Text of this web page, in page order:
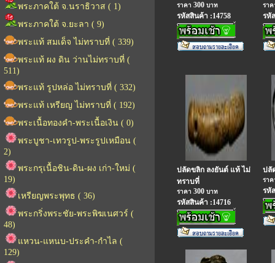
พระภาคใต้ จ.นราธิวาส ( 1)
พระภาคใต้ จ.ยะลา ( 9)
พระแท้ สมเด็จ ไม่ทราบที่ ( 339)
พระแท้ ผง ดิน ว่านไม่ทราบที่ (
511)
พระแท้ รูปหล่อ ไม่ทราบที่ ( 332)
พระแท้ เหรียญ ไม่ทราบที่ ( 192)
พระเนื้อทองคำ-พระเนื้อเงิน ( 0)
พระบูชา-เทวรูป-พระรูปเหมือน (
2)
พระกรุเนื้อชิน-ดิน-ผง เก่า-ใหม่ (
19)
เหรียญพระพุทธ ( 36)
พระกริ่งพระชัย-พระพิฆเนศวร์ (
48)
แหวน-แหนบ-ประคำ-กำไล (
129)
ราคา 300 บาท
รหัสสินค้า :14758
รา
รหั
ปลัดขลิก ลงยันต์ แท้ ไม่
ทราบที่
ราคา 300 บาท
รหัสสินค้า :14716
ปลั
รา
รหั